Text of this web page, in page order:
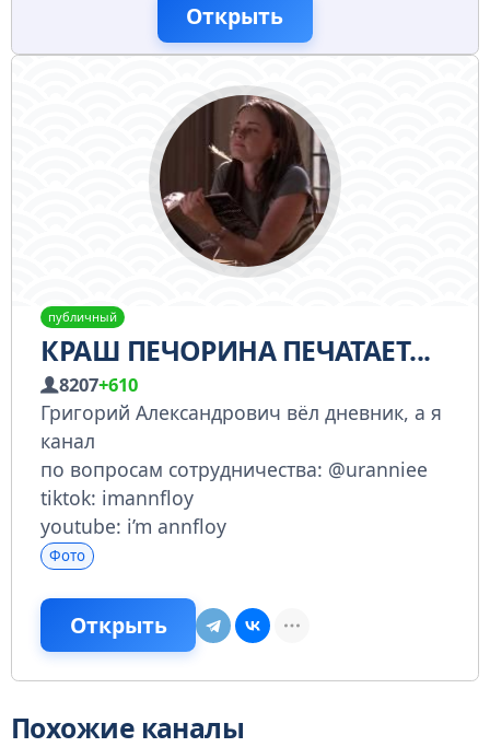
Открыть
публичный
КРАШ ПЕЧОРИНА ПЕЧАТАЕТ...
8207+610
Григорий Александрович вёл дневник, а я
канал
по вопросам сотрудничества: @uranniee
tiktok: imannfloy
youtube: i’m annfloy
Фото
Открыть
Похожие каналы